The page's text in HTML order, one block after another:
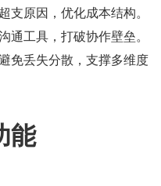
原因，优化成本结构。
工具，打破协作壁垒。
免丢失分散，支撑多维度
能